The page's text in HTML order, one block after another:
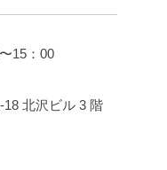
15：00
北沢ビル 3 階